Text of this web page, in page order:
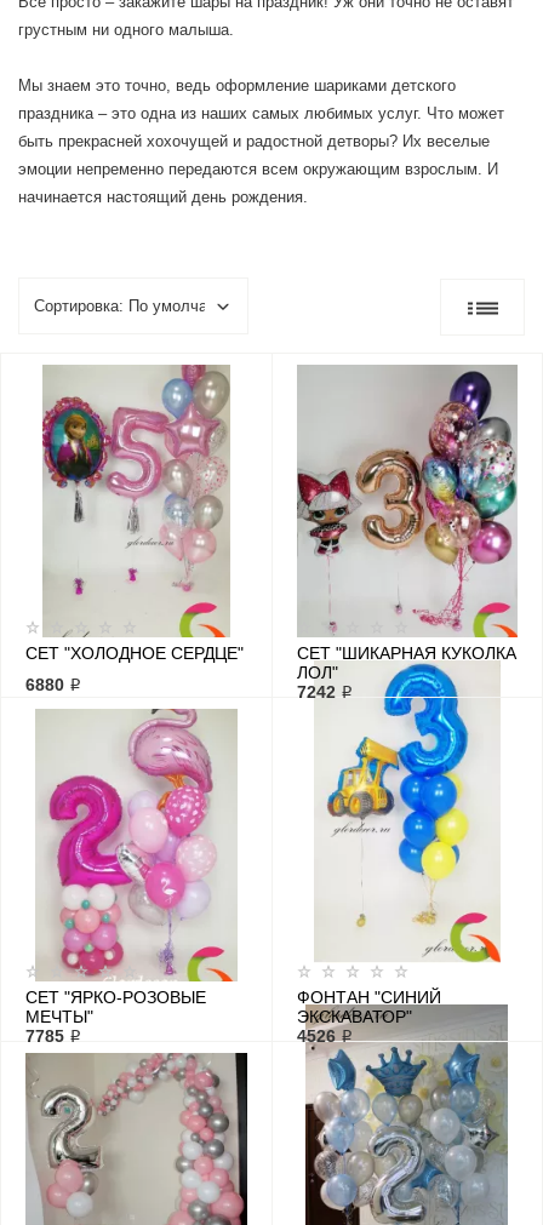
грустным ни одного малыша.
Мы знаем это точно, ведь оформление шариками детского
праздника – это одна из наших самых любимых услуг. Что может
быть прекрасней хохочущей и радостной детворы? Их веселые
эмоции непременно передаются всем окружающим взрослым. И
начинается настоящий день рождения.
СЕТ "ХОЛОДНОЕ СЕРДЦЕ"
6880 ₽
СЕТ "ШИКАРНАЯ КУКОЛКА
ЛОЛ"
7242 ₽
СЕТ "ЯРКО-РОЗОВЫЕ
МЕЧТЫ"
7785 ₽
ФОНТАН "СИНИЙ
ЭКСКАВАТОР"
4526 ₽